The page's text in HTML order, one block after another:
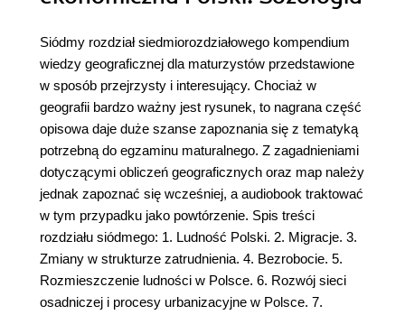
Siódmy rozdział siedmiorozdziałowego kompendium
wiedzy geograficznej dla maturzystów przedstawione
w sposób przejrzysty i interesujący. Chociaż w
geografii bardzo ważny jest rysunek, to nagrana część
opisowa daje duże szanse zapoznania się z tematyką
potrzebną do egzaminu maturalnego. Z zagadnieniami
dotyczącymi obliczeń geograficznych oraz map należy
jednak zapoznać się wcześniej, a audiobook traktować
w tym przypadku jako powtórzenie. Spis treści
rozdziału siódmego: 1. Ludność Polski. 2. Migracje. 3.
Zmiany w strukturze zatrudnienia. 4. Bezrobocie. 5.
Rozmieszczenie ludności w Polsce. 6. Rozwój sieci
osadniczej i procesy urbanizacyjne w Polsce. 7.